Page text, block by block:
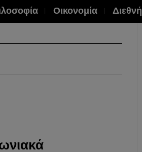
Οικονομία Διεθνή